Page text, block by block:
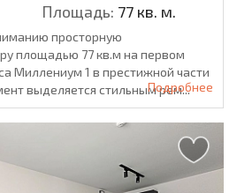
Площадь: 77 кв. м.
площадью 77 кв.м на первом
Миллениум 1 в престижной части
выделяется стильным рем...
Подробнее